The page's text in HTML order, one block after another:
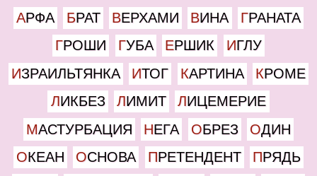
АРФА БРАТ ВЕРХАМИ ВИНА
ГРАНАТА
ГРОШИ
ГУБА ЕРШИК
ИГЛУ
ИЗРАИЛЬТЯНКА
ИТОГ КАРТИНА
КРОМЕ
ЛИКБЕЗ
ЛИМИТ
ЛИЦЕМЕРИЕ
МАСТУРБАЦИЯ
НЕГА ОБРЕЗ
ОДИН
ОКЕАН
ОСНОВА ПРЕТЕНДЕНТ
ПРЯДЬ